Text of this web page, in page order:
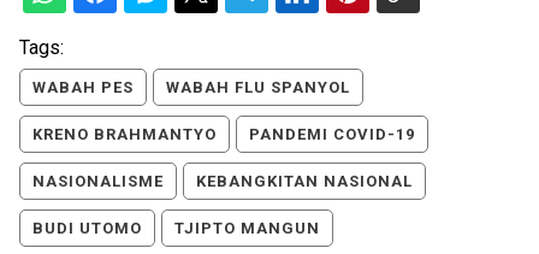
Tags:
WABAH PES WABAH FLU SPANYOL
KRENO BRAHMANTYO PANDEMI COVID-19
NASIONALISME KEBANGKITAN NASIONAL
BUDI UTOMO TJIPTO MANGUN